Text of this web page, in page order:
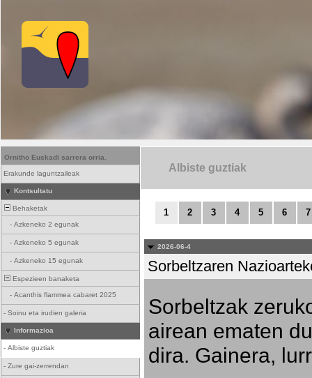
Ornitho Euskadi sarrera orria.
Erakunde laguntzaileak
Kontsultatu
Behaketak
- Azkeneko 2 egunak
- Azkeneko 5 egunak
- Azkeneko 15 egunak
Espezieen banaketa
- Acanthis flammea cabaret 2025
- Soinu eta irudien galeria
Informazioa
- Albiste guztiak
- Zure gai-zerrendan
Albiste guztiak
1 2 3 4 5 6 7
2026-06-4
Sorbeltzaren
Sorbeltzak
airean ematen
dira. Gainera,